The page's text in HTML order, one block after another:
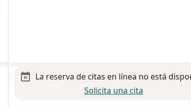
La reserva de citas en línea no está
Solicita una cita